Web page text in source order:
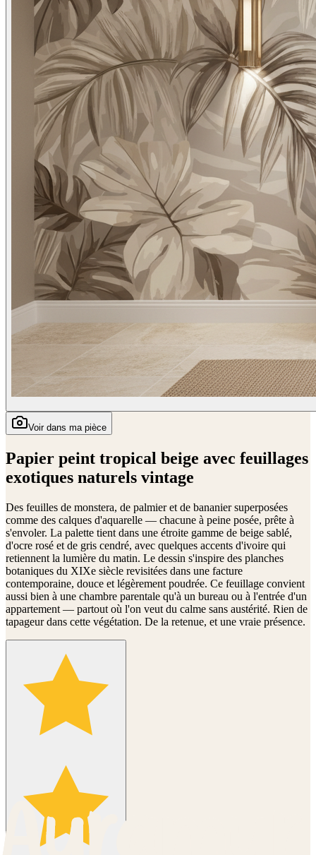
Voir dans ma pièce
Papier peint tropical beige avec feuillages
exotiques naturels vintage
Des feuilles de monstera, de palmier et de bananier superposées
comme des calques d'aquarelle — chacune à peine posée, prête à
s'envoler. La palette tient dans une étroite gamme de beige sablé,
d'ocre rosé et de gris cendré, avec quelques accents d'ivoire qui
retiennent la lumière du matin. Le dessin s'inspire des planches
botaniques du XIXe siècle revisitées dans une facture
contemporaine, douce et légèrement poudrée. Ce feuillage convient
aussi bien à une chambre parentale qu'à un bureau ou à l'entrée d'un
appartement — partout où l'on veut du calme sans austérité. Rien de
tapageur dans cette végétation. De la retenue, et une vraie présence.